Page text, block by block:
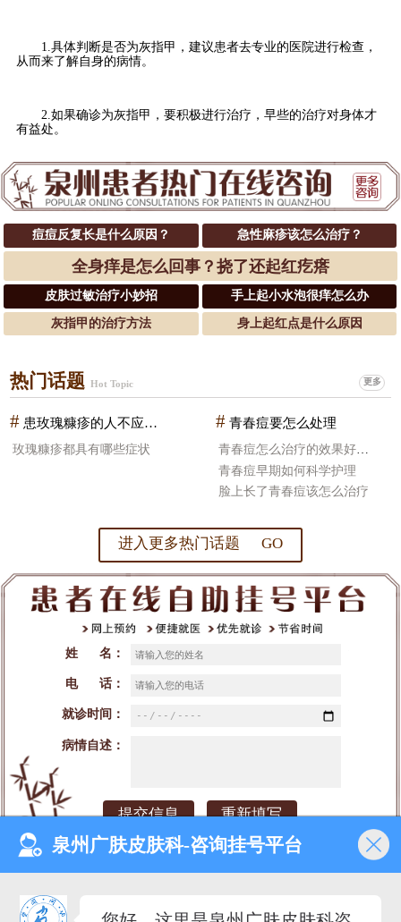
1.具体判断是否为灰指甲，建议患者去专业的医院进行检查，
从而来了解自身的病情。
2.如果确诊为灰指甲，要积极进行治疗，早些的治疗对身体才
有益处。
痘痘反复长是什么原因？ 急性麻疹该怎么治疗？
全身痒是怎么回事？挠了还起红疙瘩
皮肤过敏治疗小妙招 手上起小水泡很痒怎么办
灰指甲的治疗方法 身上起红点是什么原因
热门话题 Hot Topic 更多
# 患玫瑰糠疹的人不应该吃什么食物
玫瑰糠疹都具有哪些症状
# 青春痘要怎么处理
青春痘怎么治疗的效果好一些
青春痘早期如何科学护理
脸上长了青春痘该怎么治疗
进入更多热门话题 GO
姓 名：
电 话：
就诊时间：
病情自述：
泉州广肤皮肤科-咨询挂号平台